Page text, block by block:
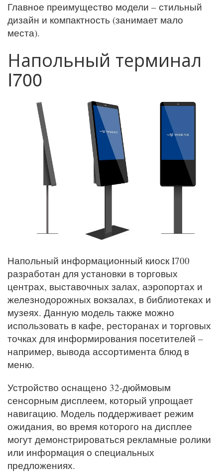
Главное преимущество модели – стильный
дизайн и компактность (занимает мало
места).
Напольный терминал
I700
Напольный информационный киоск I700
разработан для установки в торговых
центрах, выставочных залах, аэропортах и
железнодорожных вокзалах, в библиотеках и
музеях. Данную модель также можно
использовать в кафе, ресторанах и торговых
точках для информирования посетителей –
например, вывода ассортимента блюд в
меню.
Устройство оснащено 32-дюймовым
сенсорным дисплеем, который упрощает
навигацию. Модель поддерживает режим
ожидания, во время которого на дисплее
могут демонстрироваться рекламные ролики
или информация о специальных
предложениях.